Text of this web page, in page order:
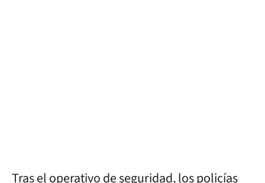
Tras el operativo de seguridad, los policías